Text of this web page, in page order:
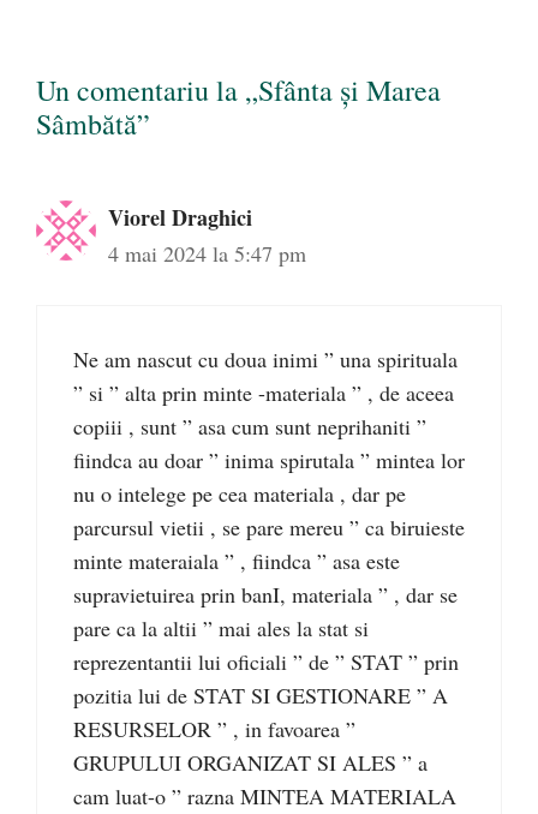
Un comentariu la „Sfânta și Marea
Sâmbătă”
Viorel Draghici
4 mai 2024 la 5:47 pm
Ne am nascut cu doua inimi ” una spirituala
” si ” alta prin minte -materiala ” , de aceea
copiii , sunt ” asa cum sunt neprihaniti ”
fiindca au doar ” inima spirutala ” mintea lor
nu o intelege pe cea materiala , dar pe
parcursul vietii , se pare mereu ” ca biruieste
minte materaiala ” , fiindca ” asa este
supravietuirea prin banI, materiala ” , dar se
pare ca la altii ” mai ales la stat si
reprezentantii lui oficiali ” de ” STAT ” prin
pozitia lui de STAT SI GESTIONARE ” A
RESURSELOR ” , in favoarea ”
GRUPULUI ORGANIZAT SI ALES ” a
cam luat-o ” razna MINTEA MATERIALA